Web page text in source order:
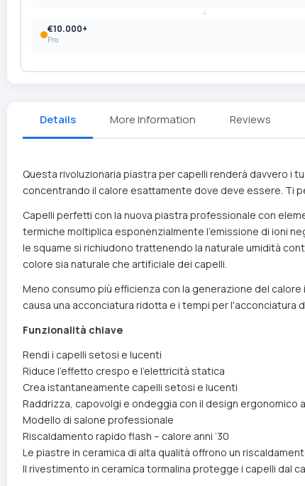
€10.000+
Pro
Details More Information Reviews
Questa rivoluzionaria piastra per capelli renderà davvero i
concentrando il calore esattamente dove deve essere. Ti
Capelli perfetti con la nuova piastra professionale con
termiche moltiplica esponenzialmente l'emissione di ioni
le squame si richiudono trattenendo la naturale umidità
colore sia naturale che artificiale dei capelli.
Meno consumo più efficienza con la generazione del
causa una acconciatura ridotta e i tempi per
Funzionalità chiave
Rendi i capelli setosi e lucenti
Riduce l’effetto crespo e l’elettricità statica
Crea istantaneamente capelli setosi e lucenti
Raddrizza, capovolgi e ondeggia con il design ergonomico
Modello di salone professionale
Riscaldamento rapido flash – calore anni ’30
Le piastre in ceramica di alta qualità offrono un
Il rivestimento in ceramica tormalina protegge i capelli dal